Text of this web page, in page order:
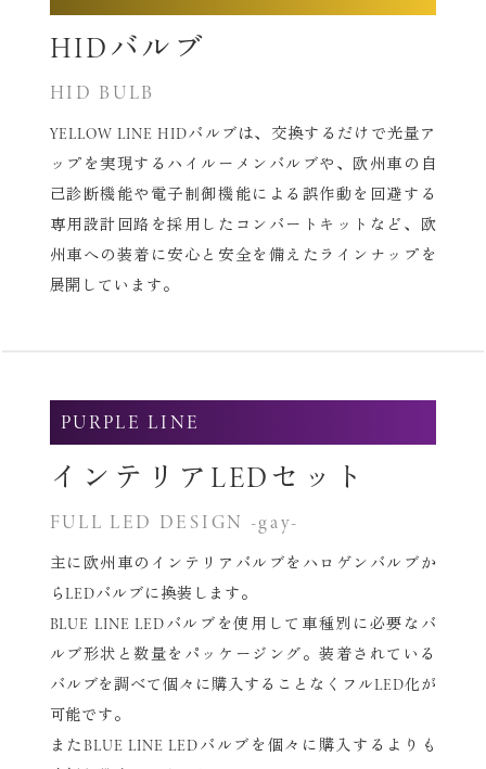
HIDバルブ
HID BULB
YELLOW LINE HIDバルブは、交換するだけで光量ア
ップを実現する ハイルーメンバルブや、欧州車の自
己診断機能や電子制御機能による 誤作動を回避する
専用設計回路を採用したコンバートキットなど、 欧
州車への装着に安心と安全を備えたラインナップを
展開しています。
PURPLE LINE
インテリアLEDセット
FULL LED DESIGN -gay-
主に欧州車のインテリアバルブをハロゲンバルブか
らLEDバルブに換装します。
BLUE LINE LEDバルブを使用して車種別に必要なバ
ルブ形状と数量をパッケージング。装着されている
バルブを調べて個々に購入することなくフルLED化が
可能です。
またBLUE LINE LEDバルブを個々に購入するよりも